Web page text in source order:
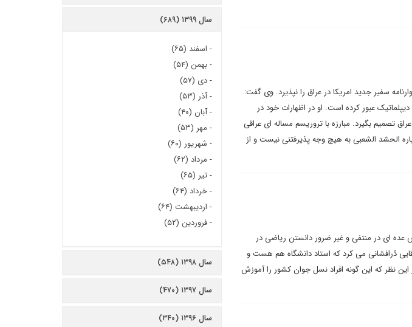
سفیر جدید امریکا در عراق را نپذیرد. وی گفت:
عبور کرده است. او در اظهارات خود در
تصمیم بگیرد. مبارزه با تروریسم مساله ای عراقی
الحشد الشعبی به هیچ وجه پذیرفتنی نیست و از
عده ای در منتفی و غیر ضرور دانستن ریاضی در
دُرافشانی می کرد که استاد دانشگاه هم هست و
نظر که این گونه افراد نسل جوان کشور را آموزش
سال ۱۳۹۹ (۶۸۹)
- اسفند (۶۵)
-بهمن (۵۴)
-دی (۵۷)
-آذر (۵۳)
-آبان (۴۰)
- مهر (۵۳)
- شهریور (۶۰)
- مرداد (۶۲)
-تیر (۶۵)
-خرداد (۶۴)
- اردیبهشت (۶۴)
-فروردین (۵۲)
سال ۱۳۹۸ (۵۴۸)
سال ۱۳۹۷ (۴۷۰)
سال ۱۳۹۶ (۳۴۰)